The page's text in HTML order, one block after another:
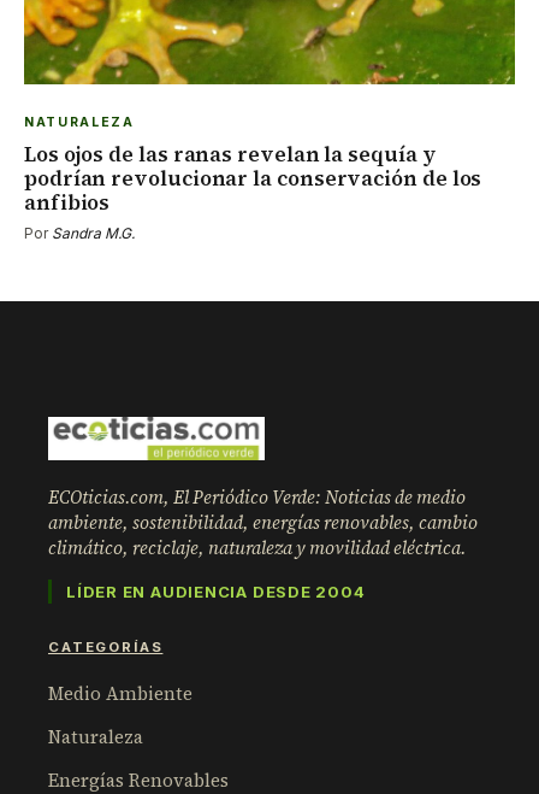
NATURALEZA
Los ojos de las ranas revelan la sequía y
podrían revolucionar la conservación de los
anfibios
Por Sandra M.G.
ECOticias.com, El Periódico Verde: Noticias de medio
ambiente, sostenibilidad, energías renovables, cambio
climático, reciclaje, naturaleza y movilidad eléctrica.
LÍDER EN AUDIENCIA DESDE 2004
CATEGORÍAS
Medio Ambiente
Naturaleza
Energías Renovables